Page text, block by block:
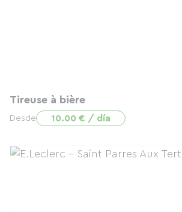
Tireuse à bière
Desde 10.00 € / día